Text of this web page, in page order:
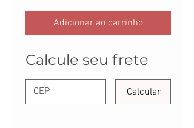
Adicionar ao carrinho
Calcule seu frete
Calcular